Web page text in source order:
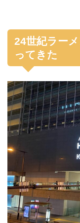
24世紀ラー
ってきた